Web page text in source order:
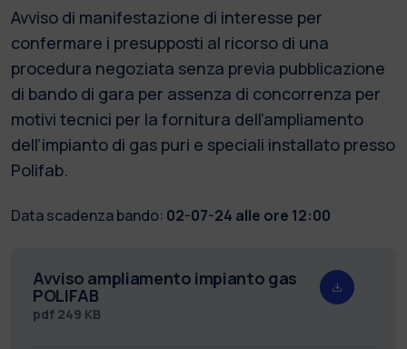
Avviso di manifestazione di interesse per
confermare i presupposti al ricorso di una
procedura negoziata senza previa pubblicazione
di bando di gara per assenza di concorrenza per
motivi tecnici per la fornitura dell’ampliamento
dell’impianto di gas puri e speciali installato presso
Polifab.
Data scadenza bando: 02-07-24 alle ore 12:00
Avviso ampliamento impianto gas
POLIFAB
pdf 249 KB